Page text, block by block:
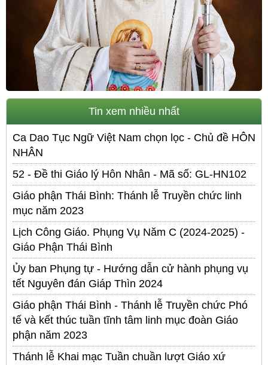
Tin xem nhiều nhất
Ca Dao Tục Ngữ Việt Nam chọn lọc - Chủ đề HÔN
NHÂN
52 - Đề thi Giáo lý Hôn Nhân - Mã số: GL-HN102
Giáo phận Thái Bình: Thánh lễ Truyền chức linh
mục năm 2023
Lịch Công Giáo. Phụng Vụ Năm C (2024-2025) -
Giáo Phận Thái Bình
Ủy ban Phụng tự - Hướng dẫn cử hành phụng vụ
tết Nguyên đán Giáp Thìn 2024
Giáo phận Thái Bình - Thánh lễ Truyền chức Phó
tế và kết thúc tuần tĩnh tâm linh mục đoàn Giáo
phận năm 2023
Thánh lễ Khai mạc Tuần chuần lượt Giáo xứ